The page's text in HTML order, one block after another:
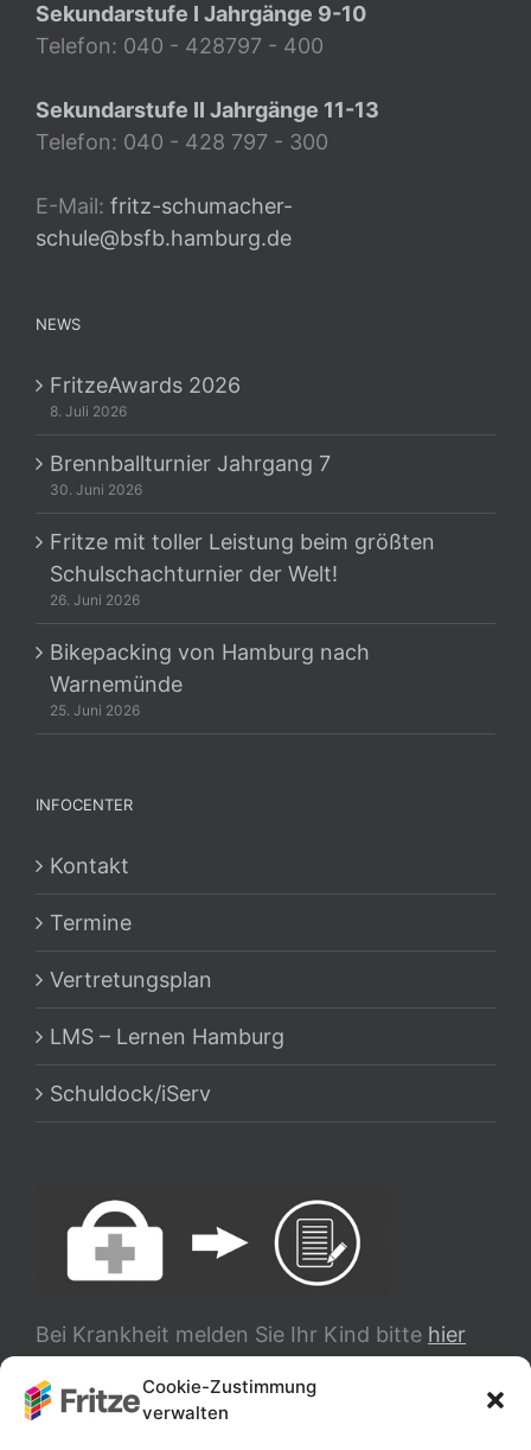
Cookie-Zustimmung
verwalten
Sekundarstufe I Jahrgänge 9-10
Telefon: 040 - 428797 - 400
Sekundarstufe II Jahrgänge 11-13
Telefon: 040 - 428 797 - 300
E-Mail: fritz-schumacher-
schule@bsfb.hamburg.de
NEWS
FritzeAwards 2026
8. Juli 2026
Brennballturnier Jahrgang 7
30. Juni 2026
Fritze mit toller Leistung beim größten
Schulschachturnier der Welt!
26. Juni 2026
Bikepacking von Hamburg nach
Warnemünde
25. Juni 2026
INFOCENTER
Kontakt
Termine
Vertretungsplan
LMS – Lernen Hamburg
Schuldock/iServ
Bei Krankheit melden Sie Ihr Kind bitte hier